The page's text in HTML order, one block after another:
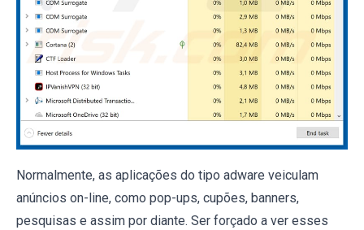
Normalmente, as aplicações do tipo adware veiculam
anúncios on-line, como pop-ups, cupões, banners,
pesquisas e assim por diante. Ser forçado a ver esses